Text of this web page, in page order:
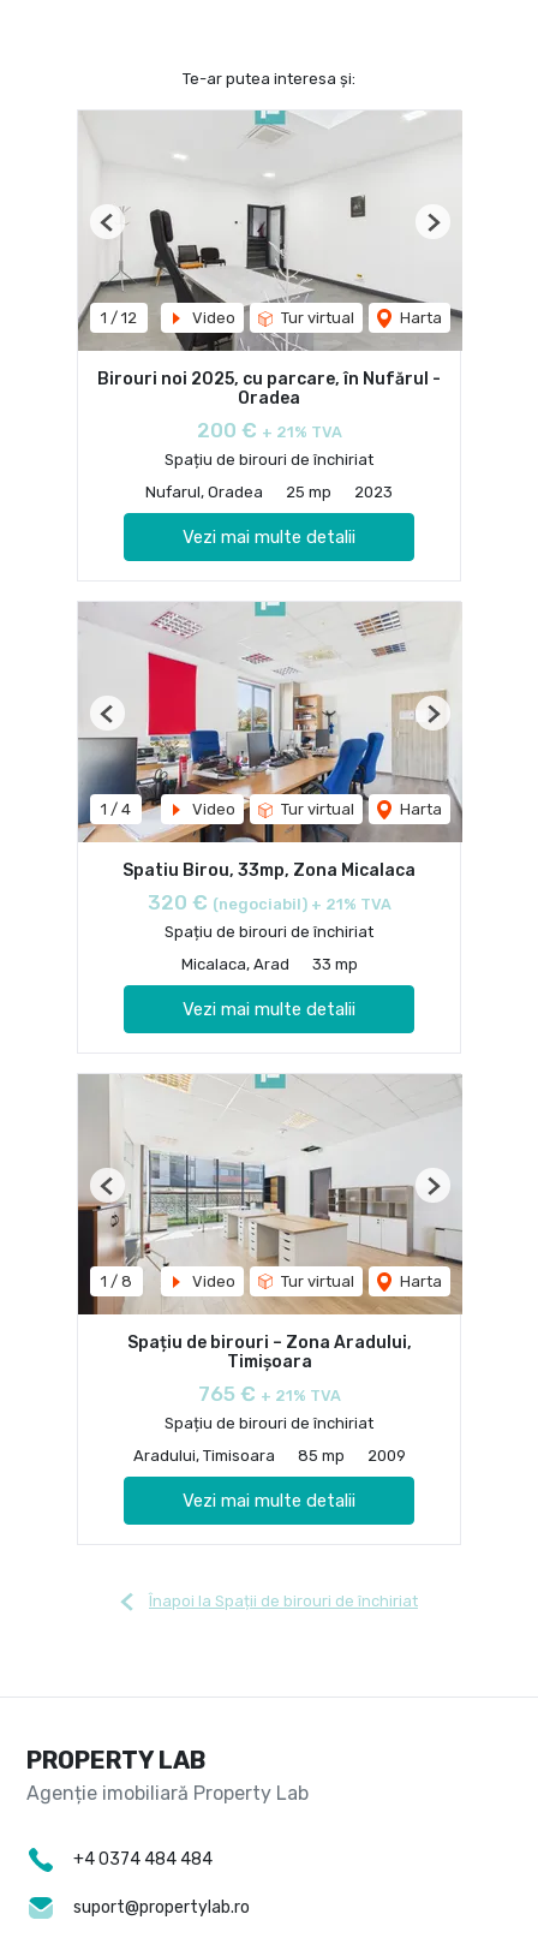
Te-ar putea interesa și:
1 / 12 Video Tur virtual Harta
Previous Next
Birouri noi 2025, cu parcare, în Nufărul -
Oradea
200 € + 21% TVA
Spațiu de birouri de închiriat
Nufarul, Oradea
25 mp 2023
Vezi mai multe detalii
1 / 4 Video Tur virtual Harta
Previous Next
Spatiu Birou, 33mp, Zona Micalaca
320 € (negociabil) + 21% TVA
Spațiu de birouri de închiriat
Micalaca, Arad
33 mp
Vezi mai multe detalii
1 / 8 Video Tur virtual Harta
Previous Next
Spațiu de birouri – Zona Aradului,
Timișoara
765 € + 21% TVA
Spațiu de birouri de închiriat
Aradului, Timisoara
85 mp 2009
Vezi mai multe detalii
Înapoi la Spații de birouri de închiriat
PROPERTY LAB
+4 0374 484 484
suport@propertylab.ro